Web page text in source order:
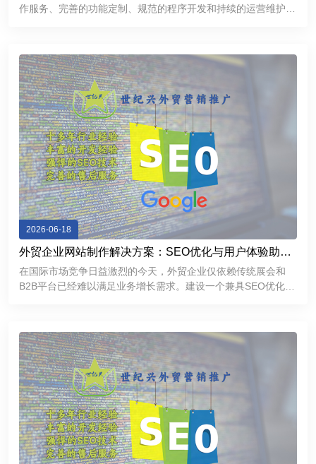
作服务、完善的功能定制、规范的程序开发和持续的运营维护，
持。
2026-06-18
外贸企业网站制作解决方案：SEO优化与用户体验助力
精准获客
在国际市场竞争日益激烈的今天，外贸企业仅依赖传统展会和
B2B平台已经难以满足业务增长需求。建设一个兼具SEO优化能
任感，提高询盘